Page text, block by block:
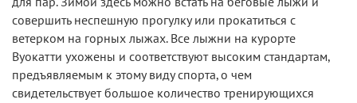
совершить неспешную прогулку или прокатиться с
ветерком на горных лыжах. Все лыжни на курорте
Вуокатти ухожены и соответствуют высоким стандартам,
предъявляемым к этому виду спорта, о чем
свидетельствует большое количество тренирующихся